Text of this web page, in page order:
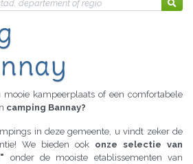
kampeerplaats of een comfortabele
camping Bannay?
in deze gemeente, u vindt zeker de
We bieden ook onze selectie van
onder de mooiste etablissementen van